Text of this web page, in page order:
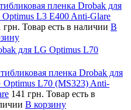
пленка Drobak для
L3 E400 Anti-Glare
грн. Товар есть в наличии В
для LG Optimus L70
пленка Drobak для
Optimus L70 (MS323) Anti-
141 грн. Товар есть в
В корзину